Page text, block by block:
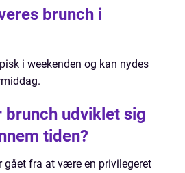
brunch i
i weekenden og kan nydes
brunch udviklet sig
tiden?
gået fra at være en privilegeret